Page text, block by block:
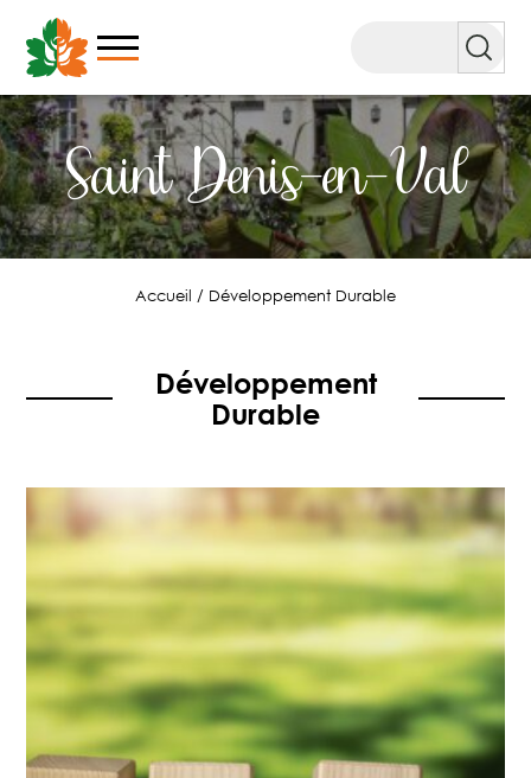
contenu
Saint Denis-en-Val
Accueil / Développement Durable
Développement
Durable